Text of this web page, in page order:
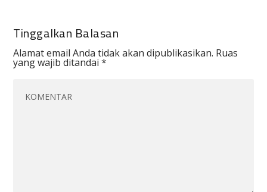
Tinggalkan Balasan
Alamat email Anda tidak akan dipublikasikan. Ruas
yang wajib ditandai*